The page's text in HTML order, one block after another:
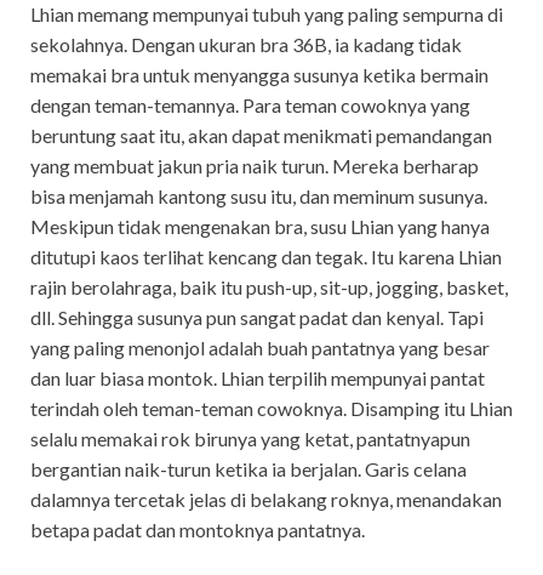
Lhian memang mempunyai tubuh yang paling sempurna di
sekolahnya. Dengan ukuran bra 36B, ia kadang tidak
memakai bra untuk menyangga susunya ketika bermain
dengan teman-temannya. Para teman cowoknya yang
beruntung saat itu, akan dapat menikmati pemandangan
yang membuat jakun pria naik turun. Mereka berharap
bisa menjamah kantong susu itu, dan meminum susunya.
Meskipun tidak mengenakan bra, susu Lhian yang hanya
ditutupi kaos terlihat kencang dan tegak. Itu karena Lhian
rajin berolahraga, baik itu push-up, sit-up, jogging, basket,
dll. Sehingga susunya pun sangat padat dan kenyal. Tapi
yang paling menonjol adalah buah pantatnya yang besar
dan luar biasa montok. Lhian terpilih mempunyai pantat
terindah oleh teman-teman cowoknya. Disamping itu Lhian
selalu memakai rok birunya yang ketat, pantatnyapun
bergantian naik-turun ketika ia berjalan. Garis celana
dalamnya tercetak jelas di belakang roknya, menandakan
betapa padat dan montoknya pantatnya.